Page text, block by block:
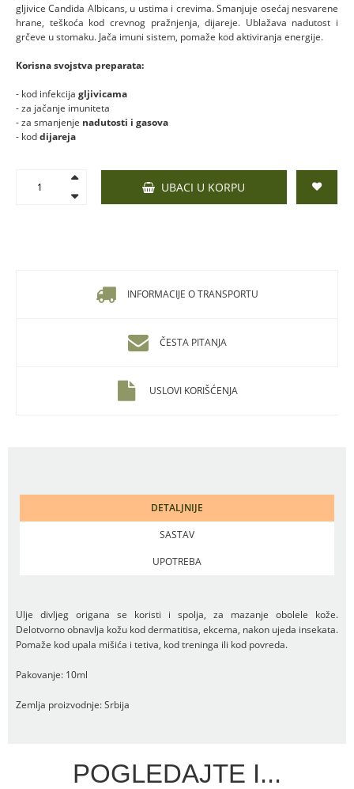
gljivice Candida Albicans, u ustima i crevima. Smanjuje osećaj nesvarene
hrane, teškoća kod crevnog pražnjenja, dijareje. Ublažava nadutost i
grčeve u stomaku. Jača imuni sistem, pomaže kod aktiviranja energije.
Korisna svojstva preparata:
- kod infekcija gljivicama
- za jačanje imuniteta
- za smanjenje nadutosti i gasova
- koddijareja
UBACI U KORPU
INFORMACIJE O TRANSPORTU
ČESTA PITANJA
USLOVI KORIŠĆENJA
DETALJNIJE
SASTAV
UPOTREBA
Ulje divljeg origana se koristi i spolja, za mazanje obolele kože.
Delotvorno obnavlja kožu kod dermatitisa, ekcema, nakon ujeda insekata.
Pomaže kod upala mišića i tetiva, kod treninga ili kod povreda.
Pakovanje: 10ml
Zemlja proizvodnje: Srbija
POGLEDAJTE I...